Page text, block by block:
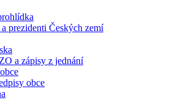
prezidenti Českých zemí
a zápisy z jednání
obce